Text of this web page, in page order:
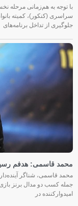
با توجه به هم‌زمانی مرحله
سراسری (کنکور)، کمیته
جلوگیری از تداخل برنامه‌های
محمد قاسمی: هدفم رسیدن به فینال ۴۰۰ متر
محمد قاسمی، شناگر
جمله کسب دو مدال برنز
امیدوارکننده در